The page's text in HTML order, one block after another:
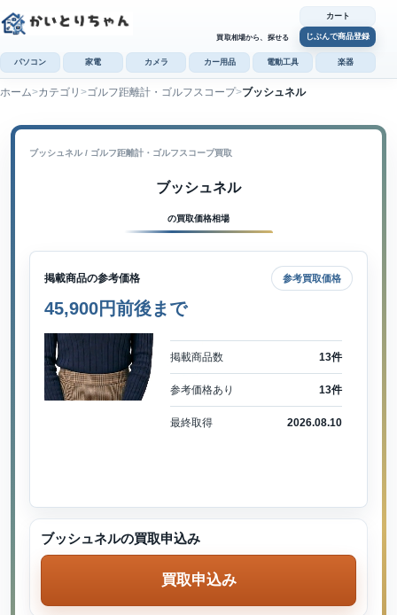
買取相場から、探せる
カート
じぶんで商品登録
パソコン 家電 カメラ カー用品 電動工具 楽器
ホーム カテゴリ ゴルフ距離計・ゴルフスコープ ブッシュネル
ブッシュネル / ゴルフ距離計・ゴルフスコープ買取
ブッシュネル
の買取価格相場
掲載商品の参考価格 参考買取価格
45,900円前後まで
掲載商品数 13件
参考価格あり 13件
最終取得 2026.08.10
ブッシュネルの買取申込み
買取申込み